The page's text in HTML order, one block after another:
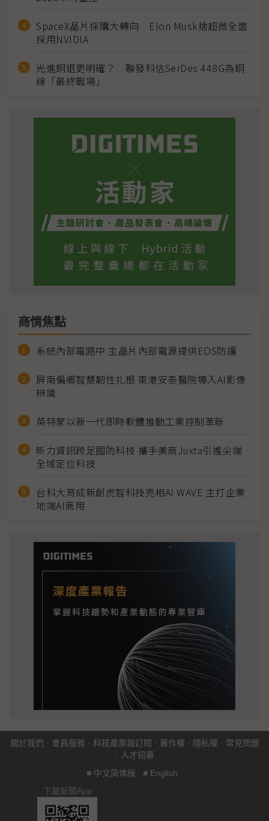
SpaceX晶片採購大轉向 Elon Musk捨超微全面
採用NVIDIA
光進銅退更明確？ 聯發科估SerDes 448G為銅
線「最終戰場」
商情焦點
系統內部電路中 主晶片內部電源提供EOS防護
屏南偏鄉智慧韌性扎根 東港安泰醫院導入AI影像
辨識
英特蒙以新一代即時軟體推動工業控制革新
昕力資訊跨足國防科技 攜手美商Juxta引進尖端
全域定位科技
台科大育成新創虎智科技亮相AI WAVE 主打企業
地端AI商用
關於我們 · 會員服務 · 科技產業報訂閱 · 著作權 · 隱私權 · 常見問題
· 人才招募
■ 中文简体版 ■ English
下載新聞App